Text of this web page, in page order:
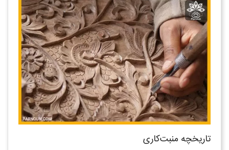
تاریخچه منبت‌کاری